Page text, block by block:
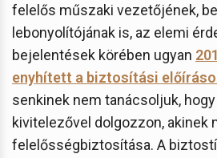
felelős műszaki vezetőjének,
lebonyolítójának is, az elemi
bejelentések körében ugyan
enyhített a biztosítási
senkinek nem tanácsoljuk,
kivitelezővel dolgozzon, akinek
felelősségbiztosítása. A